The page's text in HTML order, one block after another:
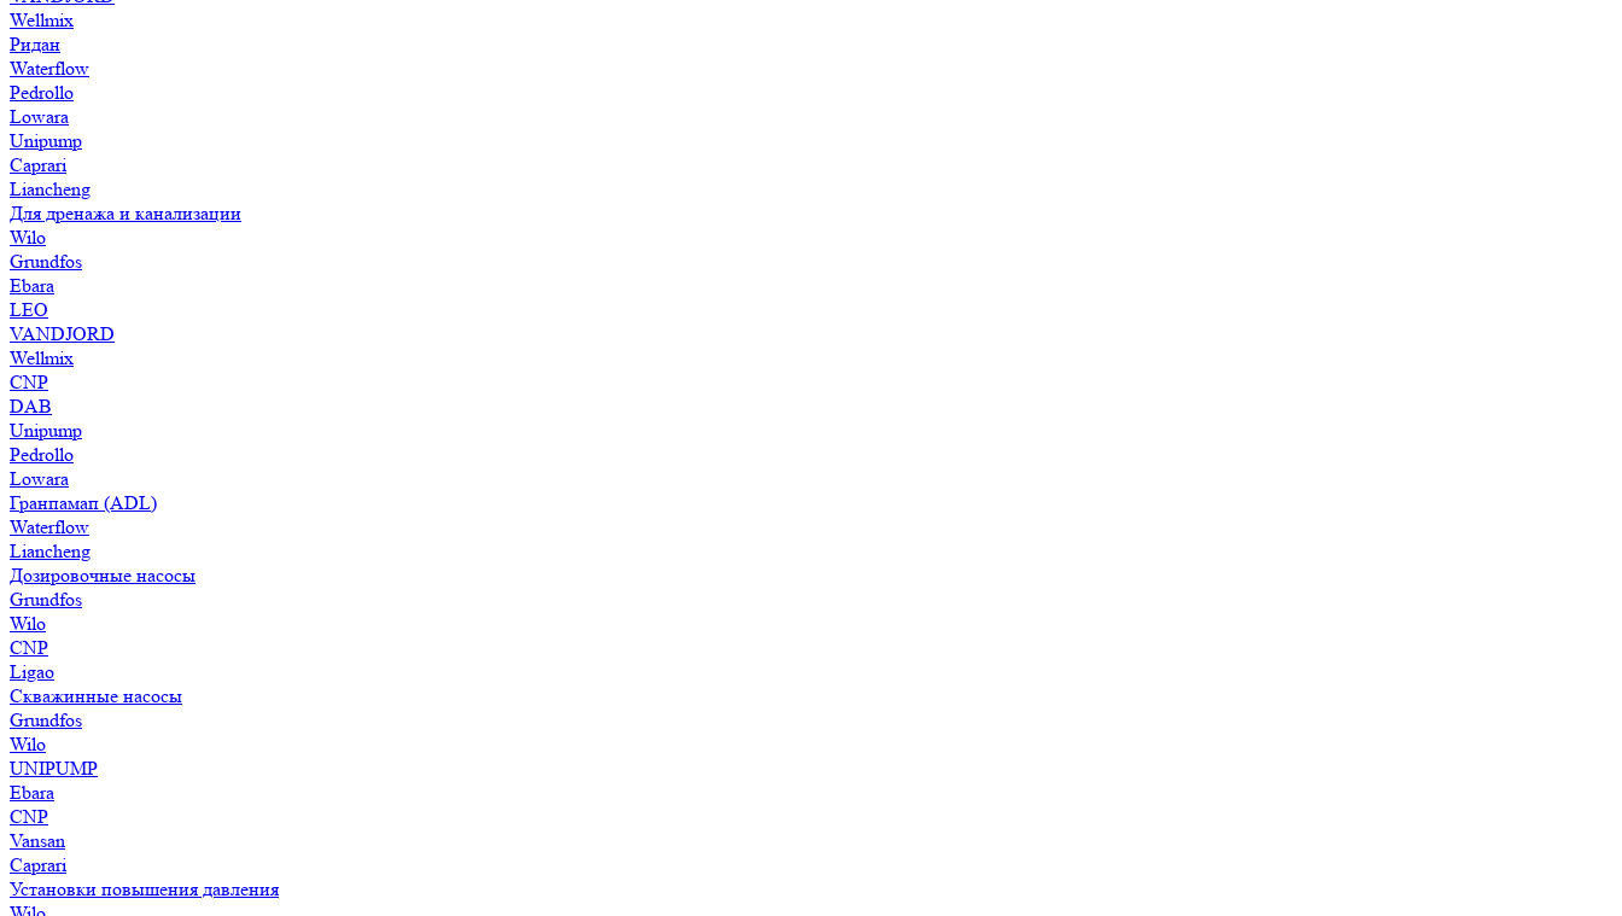
Wellmix
Ридан
Waterflow
Pedrollo
Lowara
Unipump
Caprari
Liancheng
Для дренажа и канализации
Wilo
Grundfos
Ebara
LEO
VANDJORD
Wellmix
CNP
DAB
Unipump
Pedrollo
Lowara
Гранпамап (ADL)
Waterflow
Liancheng
Дозировочные насосы
Grundfos
Wilo
CNP
Ligao
Скважинные насосы
Grundfos
Wilo
UNIPUMP
Ebara
CNP
Vansan
Caprari
Установки повышения давления